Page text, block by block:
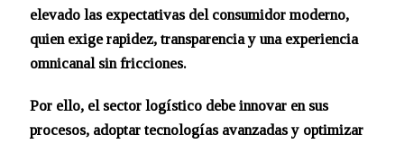
elevado las expectativas del consumidor moderno,
quien exige rapidez, transparencia y una experiencia
omnicanal sin fricciones.
Por ello, el sector logístico debe innovar en sus
procesos, adoptar tecnologías avanzadas y optimizar